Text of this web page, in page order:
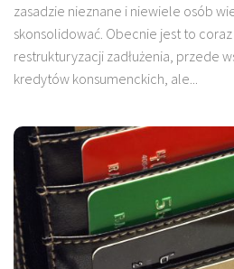
zasadzie nieznane i niewiele osób
skonsolidować. Obecnie jest to
restrukturyzacji zadłużenia, przede
kredytów konsumenckich, ale...